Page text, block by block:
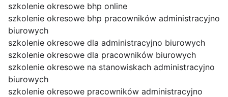
szkolenie okresowe bhp online
szkolenie okresowe bhp pracowników administracyjno
biurowych
szkolenie okresowe dla administracyjno biurowych
szkolenie okresowe dla pracowników biurowych
szkolenie okresowe na stanowiskach administracyjno
biurowych
szkolenie okresowe pracowników administracyjno